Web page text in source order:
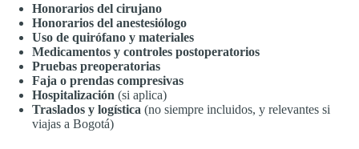
Honorarios del cirujano
Honorarios del anestesiólogo
Uso de quirófano y materiales
Medicamentos y controles postoperatorios
Pruebas preoperatorias
Faja o prendas compresivas
Hospitalización (si aplica)
Traslados y logística (no siempre incluidos, y relevantes si
viajas a Bogotá)